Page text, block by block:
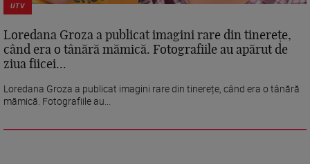
UTV
Loredana Groza a publicat imagini rare din tinerețe,
când era o tânără mămică. Fotografiile au apărut de
ziua fiicei...
Loredana Groza a publicat imagini rare din tinerețe, când era o tânără
mămică. Fotografiile au...